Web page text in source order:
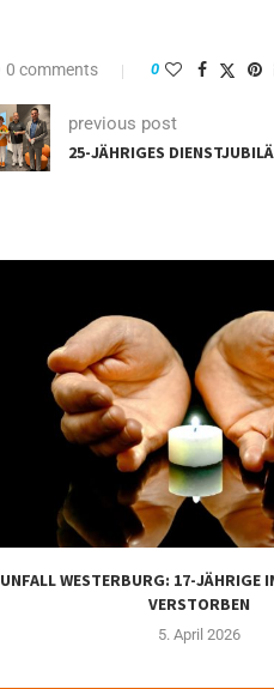
0 comments 0
previous post
25-JÄHRIGES
UNFALL WESTERBURG: 17-JÄHRIGE
VERSTORBEN
5. April 2026